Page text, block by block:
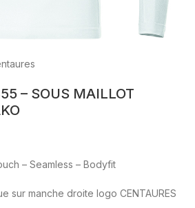
– SOUS MAILLOT
– Seamless – Bodyfit
sur manche droite logo CENTAURES